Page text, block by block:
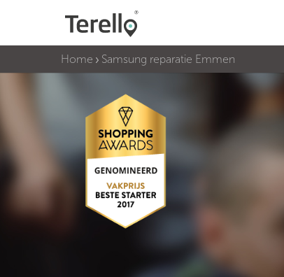
Home Samsung reparatie Emmen